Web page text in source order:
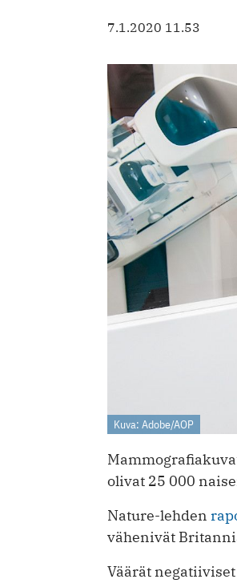
7.1.2020 11.53
Kuva: Adobe/AOP
olivat 25 000
Nature-lehden
vähenivät
Väärät